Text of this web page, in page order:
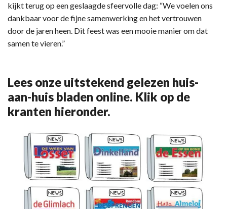
kijkt terug op een geslaagde sfeervolle dag: “We voelen ons
dankbaar voor de fijne samenwerking en het vertrouwen
door de jaren heen. Dit feest was een mooie manier om dat
samen te vieren.”
Lees onze uitstekend gelezen huis-
aan-huis bladen online. Klik op de
kranten hieronder.